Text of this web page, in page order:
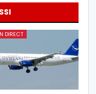
DIRECT